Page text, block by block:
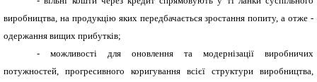
виробництва, на продукцію яких передбачається зростання попиту, а отже -
одержання вищих прибутків;
-можливості дляоновлення та модернізації виробничих
потужностей, прогресивного коригування всієї структури виробництва,